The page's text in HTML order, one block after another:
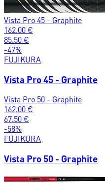
Vista Pro 45 - Graphite
162.00 €
85.50 €
-47%
FUJIKURA
Vista Pro 45 - Graphite
Vista Pro 50 - Graphite
162.00 €
67.50 €
-58%
FUJIKURA
Vista Pro 50 - Graphite